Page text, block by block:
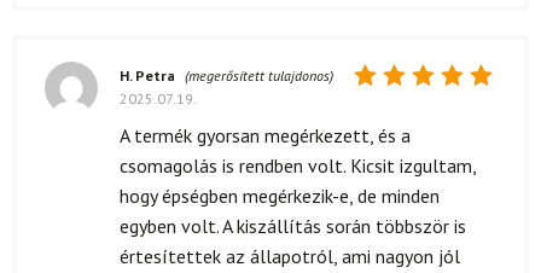
5 / 5
H. Petra (megerősített tulajdonos)
2025.07.19.
A termék gyorsan megérkezett, és a
csomagolás is rendben volt. Kicsit izgultam,
hogy épségben megérkezik-e, de minden
egyben volt. A kiszállítás során többször is
értesítettek az állapotról, ami nagyon jól